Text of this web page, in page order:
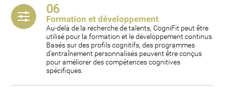
06
Formation et développement
Au-delà de la recherche de talents, CogniFit peut être
utilisé pour la formation et le développement continus.
Basés sur des profils cognitifs, des programmes
d’entraînement personnalisés peuvent être conçus
pour améliorer des compétences cognitives
spécifiques.